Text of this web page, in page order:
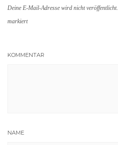
Deine E-Mail-Adresse wird nicht veröffentlicht.
markiert
KOMMENTAR
NAME